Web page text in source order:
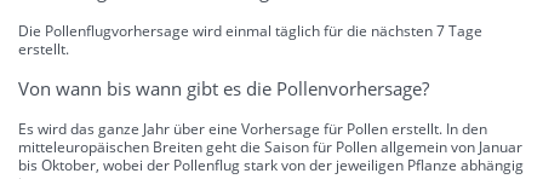
Die Pollenflugvorhersage wird einmal täglich für die nächsten 7 Tage
erstellt.
Von wann bis wann gibt es die Pollenvorhersage?
Es wird das ganze Jahr über eine Vorhersage für Pollen erstellt. In den
mitteleuropäischen Breiten geht die Saison für Pollen allgemein von Januar
bis Oktober, wobei der Pollenflug stark von der jeweiligen Pflanze abhängig